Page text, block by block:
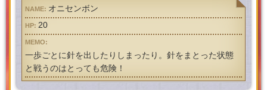
オニセンボン
20
一歩ごとに針を出したりしまったり。針をまとった状態
と戦うのはとっても危険！